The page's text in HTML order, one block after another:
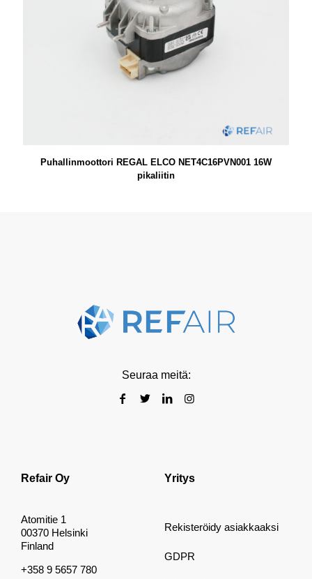
Puhallinmoottori REGAL ELCO NET4C16PVN001 16W
pikaliitin
Seuraa meitä:
Refair Oy
Atomitie 1
00370 Helsinki
Finland
+358 9 5657 780
Yritys
Rekisteröidy asiakkaaksi
GDPR